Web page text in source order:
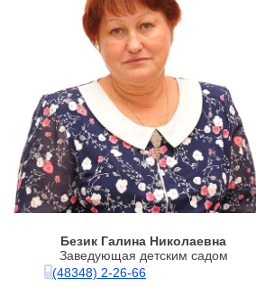
Безик Галина Николаевна
Заведующая детским садом
(48348) 2-26-66